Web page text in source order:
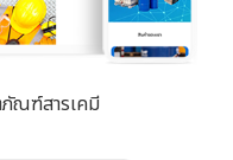
ภัณฑ์สารเคมี